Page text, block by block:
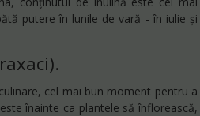
putere în lunile de vară - în iulie și
cel mai bun moment pentru a
înainte ca plantele să înflorească,